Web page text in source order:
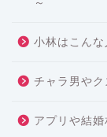
～
小林はこん
チャラ男や
アプリや結